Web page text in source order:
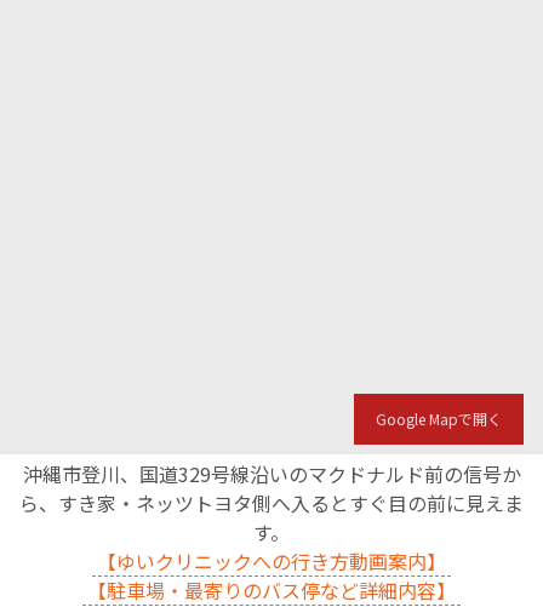
Google Mapで開く
沖縄市登川、国道329号線沿いのマクドナルド前の信号か
ら、すき家・ネッツトヨタ側へ入るとすぐ目の前に見えま
す。
【ゆいクリニックへの行き方動画案内】
【駐車場・最寄りのバス停など詳細内容】